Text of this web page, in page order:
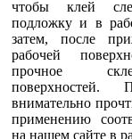
чтобы клей
подложку и в
затем, после
рабочей
прочное
поверхностей.
внимательно
применению
на нашем сайте в